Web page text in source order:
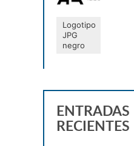
Logotipo
JPG
negro
ENTRADAS
RECIENTES